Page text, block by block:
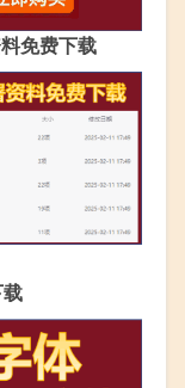
免费下载